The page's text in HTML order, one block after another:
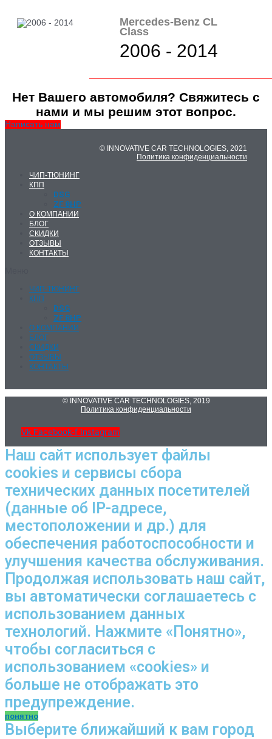
Mercedes-Benz CL
Class
2006 - 2014
Нет Вашего автомобиля? Свяжитесь с
нами и мы решим этот вопрос.
Написать нам
© INNOVATIVE CAR TECHNOLOGIES, 2021
Политика конфиденциальности
ЧИП-ТЮНИНГ
КПП
DSG
ZF 8HP
О КОМПАНИИ
БЛОГ
СКИДКИ
ОТЗЫВЫ
КОНТАКТЫ
ЧИП-ТЮНИНГ
КПП
DSG
ZF 8HP
О КОМПАНИИ
БЛОГ
СКИДКИ
ОТЗЫВЫ
КОНТАКТЫ
© INNOVATIVE CAR TECHNOLOGIES, 2019
Политика конфиденциальности
Vk Facebook-f Instagram
Наш сайт использует файлы
cookies и сервисы сбора
технических данных посетителей
(данные об IP-адресе,
местоположении и др.) для
обеспечения работоспособности и
улучшения качества обслуживания.
Продолжая использовать наш сайт,
вы автоматически соглашаетесь с
использованием данных
технологий. Нажмите «Понятно»,
чтобы согласиться с
использованием «cookies» и
больше не отображать это
предупреждение.
понятно
Выберите ближайший к вам город